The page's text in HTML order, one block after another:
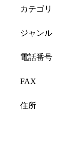
カテゴリ
ジャンル
電話番号
FAX
住所